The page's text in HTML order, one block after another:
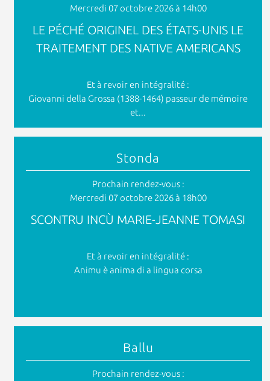
Mercredi 07 octobre 2026 à 14h00
LE PÉCHÉ ORIGINEL DES ÉTATS-UNIS LE
TRAITEMENT DES NATIVE AMERICANS
Et à revoir en intégralité :
Giovanni della Grossa (1388-1464) passeur de mémoire
et...
Stonda
Prochain rendez-vous :
Mercredi 07 octobre 2026 à 18h00
SCONTRU INCÙ MARIE-JEANNE TOMASI
Et à revoir en intégralité :
Animu è anima di a lingua corsa
Ballu
Prochain rendez-vous :